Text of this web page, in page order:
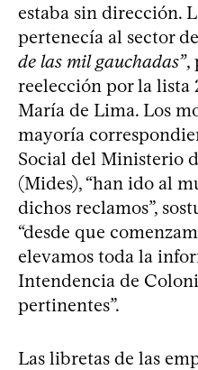
estaba sin dirección.
pertenecía al sector
de las mil gauchadas”,
reelección por la lista
María de Lima. Los
mayoría
Social del Ministerio
(Mides), “han ido al
dichos reclamos”,
“desde que
elevamos toda la
Intendencia de
pertinentes”.
Las libretas de las